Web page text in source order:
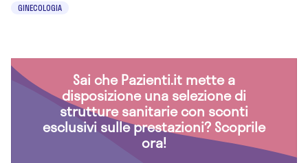
GINECOLOGIA
Sai che Pazienti.it mette a
disposizione una selezione di
strutture sanitarie con sconti
esclusivi sulle prestazioni? Scoprile
ora!